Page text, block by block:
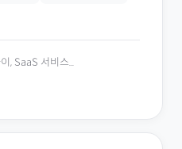
, SaaS 서비스...